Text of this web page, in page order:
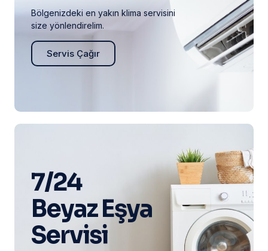
Bölgenizdeki en yakın klima servisini
size yönlendirelim.
Servis Çağır
7/24
Beyaz Eşya
Servisi